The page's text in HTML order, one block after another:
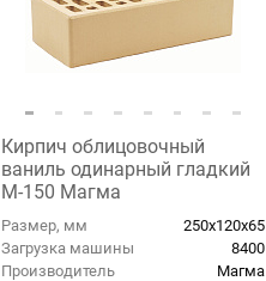
Кирпич облицовочный
ваниль одинарный гладкий
М-150 Магма
Размер, мм
250х120х65
Загрузка машины
8400
Производитель
Магма